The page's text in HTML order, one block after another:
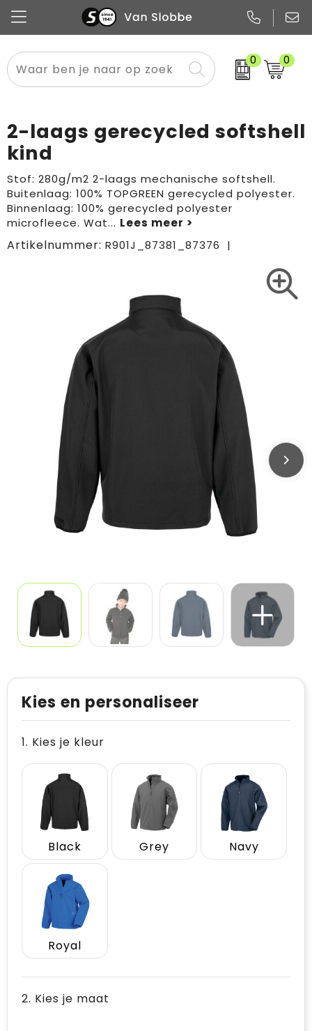
0 0
Alle categorieën
Snoep
Promo
Pennen
Notitieboekjes
Papier
Flessen
Glazen en karaffen
Merken
Meest gekozen
Sportkleding
Overig textiel
Boodschappen- en draagtassen
Sport & vrije tijd
Rugzakken
2-laags gerecycled softshell
kind
Stof: 280g/m2 2-laags mechanische softshell.
Buitenlaag: 100% TOPGREEN gerecycled polyester.
Binnenlaag: 100% gerecycled polyester
microfleece. Wat...
Artikelnummer: R901J_87381_87376
Kies en personaliseer
1. Kies je kleur
Black Grey Navy
Royal
2. Kies je maat